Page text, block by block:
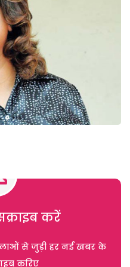
करें
से जुड़ी हर नई खबर के
करिए